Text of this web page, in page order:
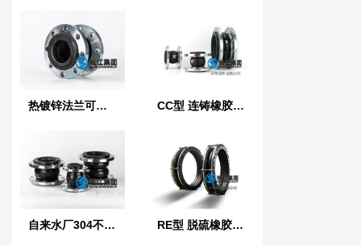
热镀锌法兰可曲挠橡胶接头 CC型 连铸橡胶软连接
自来水厂304不锈钢橡胶管接头 RE型 脱硫橡胶膨胀节